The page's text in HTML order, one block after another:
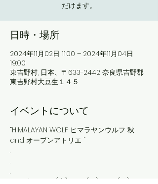
だけます。
日時・場所
2024年11月02日 11:00 – 2024年11月04日
19:00
東吉野村, 日本、〒633-2442 奈良県吉野郡
東吉野村大豆生１４５
イベントについて
“HIMALAYAN WOLF ヒマラヤンウルフ 秋
and オープンアトリエ “
.
.
.
2024年11月2日(土)、3日(日)、4日(月)